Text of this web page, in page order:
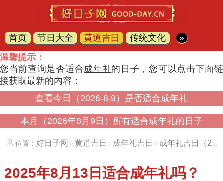
首页 节日大全 黄道吉日 传统文化
»
温馨提示：
您当前查询是否适合成年礼的日子，您可以点击下面链
接获取最新的内容：
查看今日（2026-8-9）是否适合成年礼
本月（2026年8月9日）所有适合成年礼的日子
位置： 好日子网 > 黄道吉日 > 成年礼吉日 > 成年礼吉日（20250813）
2025年8月13日 适合成年礼吗？